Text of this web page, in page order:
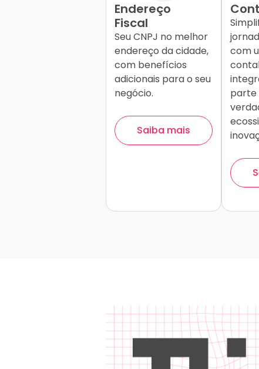
Endereço
Fiscal
Seu CNPJ no melhor
endereço da cidade,
com benefícios
adicionais para o seu
negócio.
Saiba mais
com
parte